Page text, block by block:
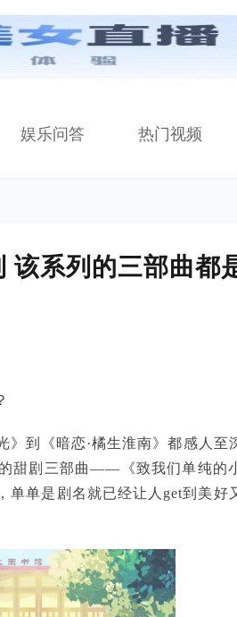
娱乐问答 热门视频
该系列的三部曲都
到《暗恋·橘生淮南》都感人至
甜剧三部曲——《致我们单纯的
单单是剧名就已经让人get到美好